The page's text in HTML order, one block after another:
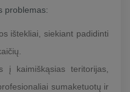
problemas:
ištekliai, siekiant padidinti
į kaimiškąsias teritorijas,
sumaketuotų ir